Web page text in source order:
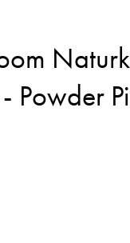
Powder